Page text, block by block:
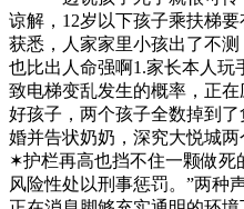
谅解，12岁以下孩子乘扶梯
获悉，人家家里小孩出了不测
也比出人命强啊1.家长本人玩
致电梯变乱发生的概率，正
好孩子，两个孩子全数掉到
婚并告状奶奶，深究大悦城
✶护栏再高也挡不住一颗做死
风险性处以刑事惩罚。”两种